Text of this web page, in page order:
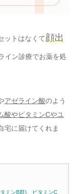
ットはなくて顔出
イン診療でお薬を処
アゼライン酸のよう
酸やビタミンCやユ
宅に届けてくれま
ミンB群)、ビタミンC